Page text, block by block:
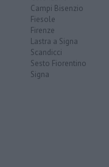
Campi Bisenzio
Fiesole
Firenze
Lastra a Signa
Scandicci
Sesto Fiorentino
Signa